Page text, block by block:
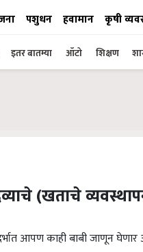
पशुधन हवामान कृषी
इतर बातम्या ऑटो शिक्षण
(खताचे
आपण काही बाबी जाणून